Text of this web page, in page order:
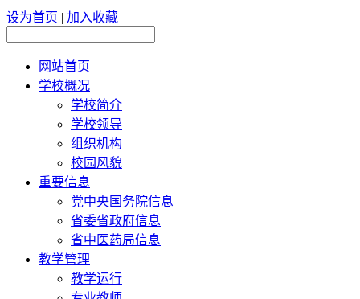
设为首页 | 加入收藏
网站首页
学校概况
学校简介
学校领导
组织机构
校园风貌
重要信息
党中央国务院信息
省委省政府信息
省中医药局信息
教学管理
教学运行